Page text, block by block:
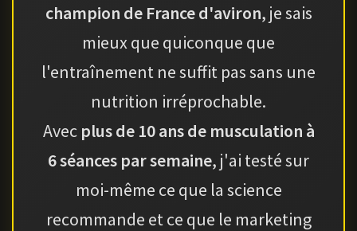
champion de France d'aviron, je sais
mieux que quiconque que
l'entraînement ne suffit pas sans une
nutrition irréprochable.
Avec plus de 10 ans de musculation à
6 séances par semaine, j'ai testé sur
moi-même ce que la science
recommande et ce que le marketing